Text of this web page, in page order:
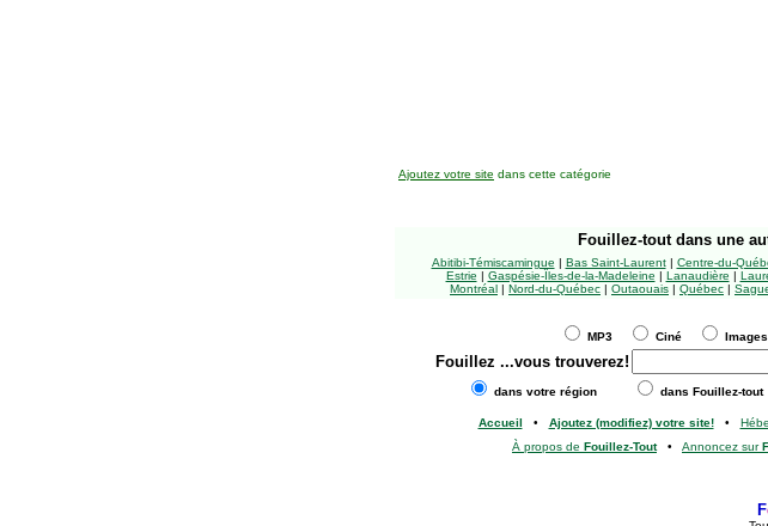
Ajoutez votre site dans cette catégorie
Fouillez-tout dans une
Abitibi-Témiscamingue | Bas Saint-Laurent| Centre-du-
Estrie | Gaspésie-Îles-de-la-Madeleine | Lanaudière |
Montréal | Nord-du-Québec | Outaouais | Québec |
MP3 Ciné
Fouillez ...vous trouverez!
dans votre région dans Fouillez-tout
Accueil • Ajoutez (modifiez) votre site!•
À propos de Fouillez-Tout• Annoncez sur
F